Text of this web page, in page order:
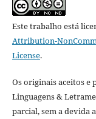
Este trabalho está
Attribution-
License.
Os originais aceitos e
Linguagens &
parcial, sem a devida